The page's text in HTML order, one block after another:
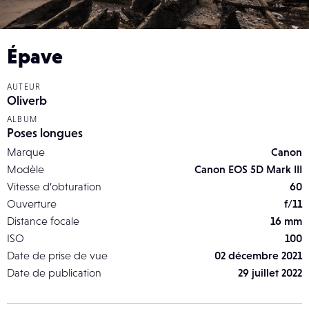
Épave
AUTEUR
Oliverb
ALBUM
Poses longues
Marque
Canon
Modèle
Canon EOS 5D Mark III
Vitesse d’obturation
60
Ouverture
f/11
Distance focale
16 mm
ISO
100
Date de prise de vue
02 décembre 2021
Date de publication
29 juillet 2022